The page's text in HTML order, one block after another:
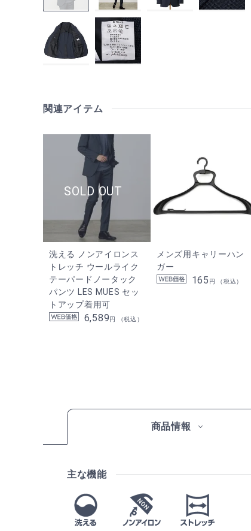
関連アイテム
洗える ノンアイロンス
トレッチ ウールライク
テーパードノータック
パンツ LES MUES セッ
トアップ着用可
6,589円 （税込）
メンズ用キャリーハン
ガー
165 円 （税込）
商品情報
主な機能